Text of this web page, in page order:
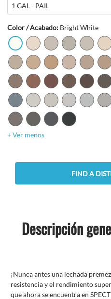
Color / Acabado: Bright White
+ Ver menos
FIND A
Descripción
¡Nunca antes una lechada
resistencia y el rendimiento
que ahora se encuentra en